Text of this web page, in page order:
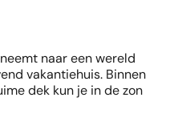
naar een wereld
vakantiehuis. Binnen
dek kun je in de zon